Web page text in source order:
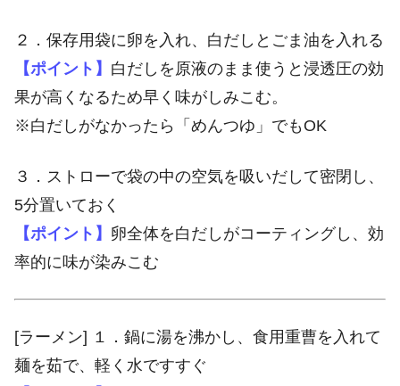
２．保存用袋に卵を入れ、白だしとごま油を入れる
【ポイント】 白だしを原液のまま使うと浸透圧の効
果が高くなるため早く味がしみこむ。
※白だしがなかったら「めんつゆ」でもOK
３．ストローで袋の中の空気を吸いだして密閉し、
5分置いておく
【ポイント】 卵全体を白だしがコーティングし、効
率的に味が染みこむ
[ラーメン] １．鍋に湯を沸かし、食用重曹を入れて
麺を茹で、軽く水ですすぐ